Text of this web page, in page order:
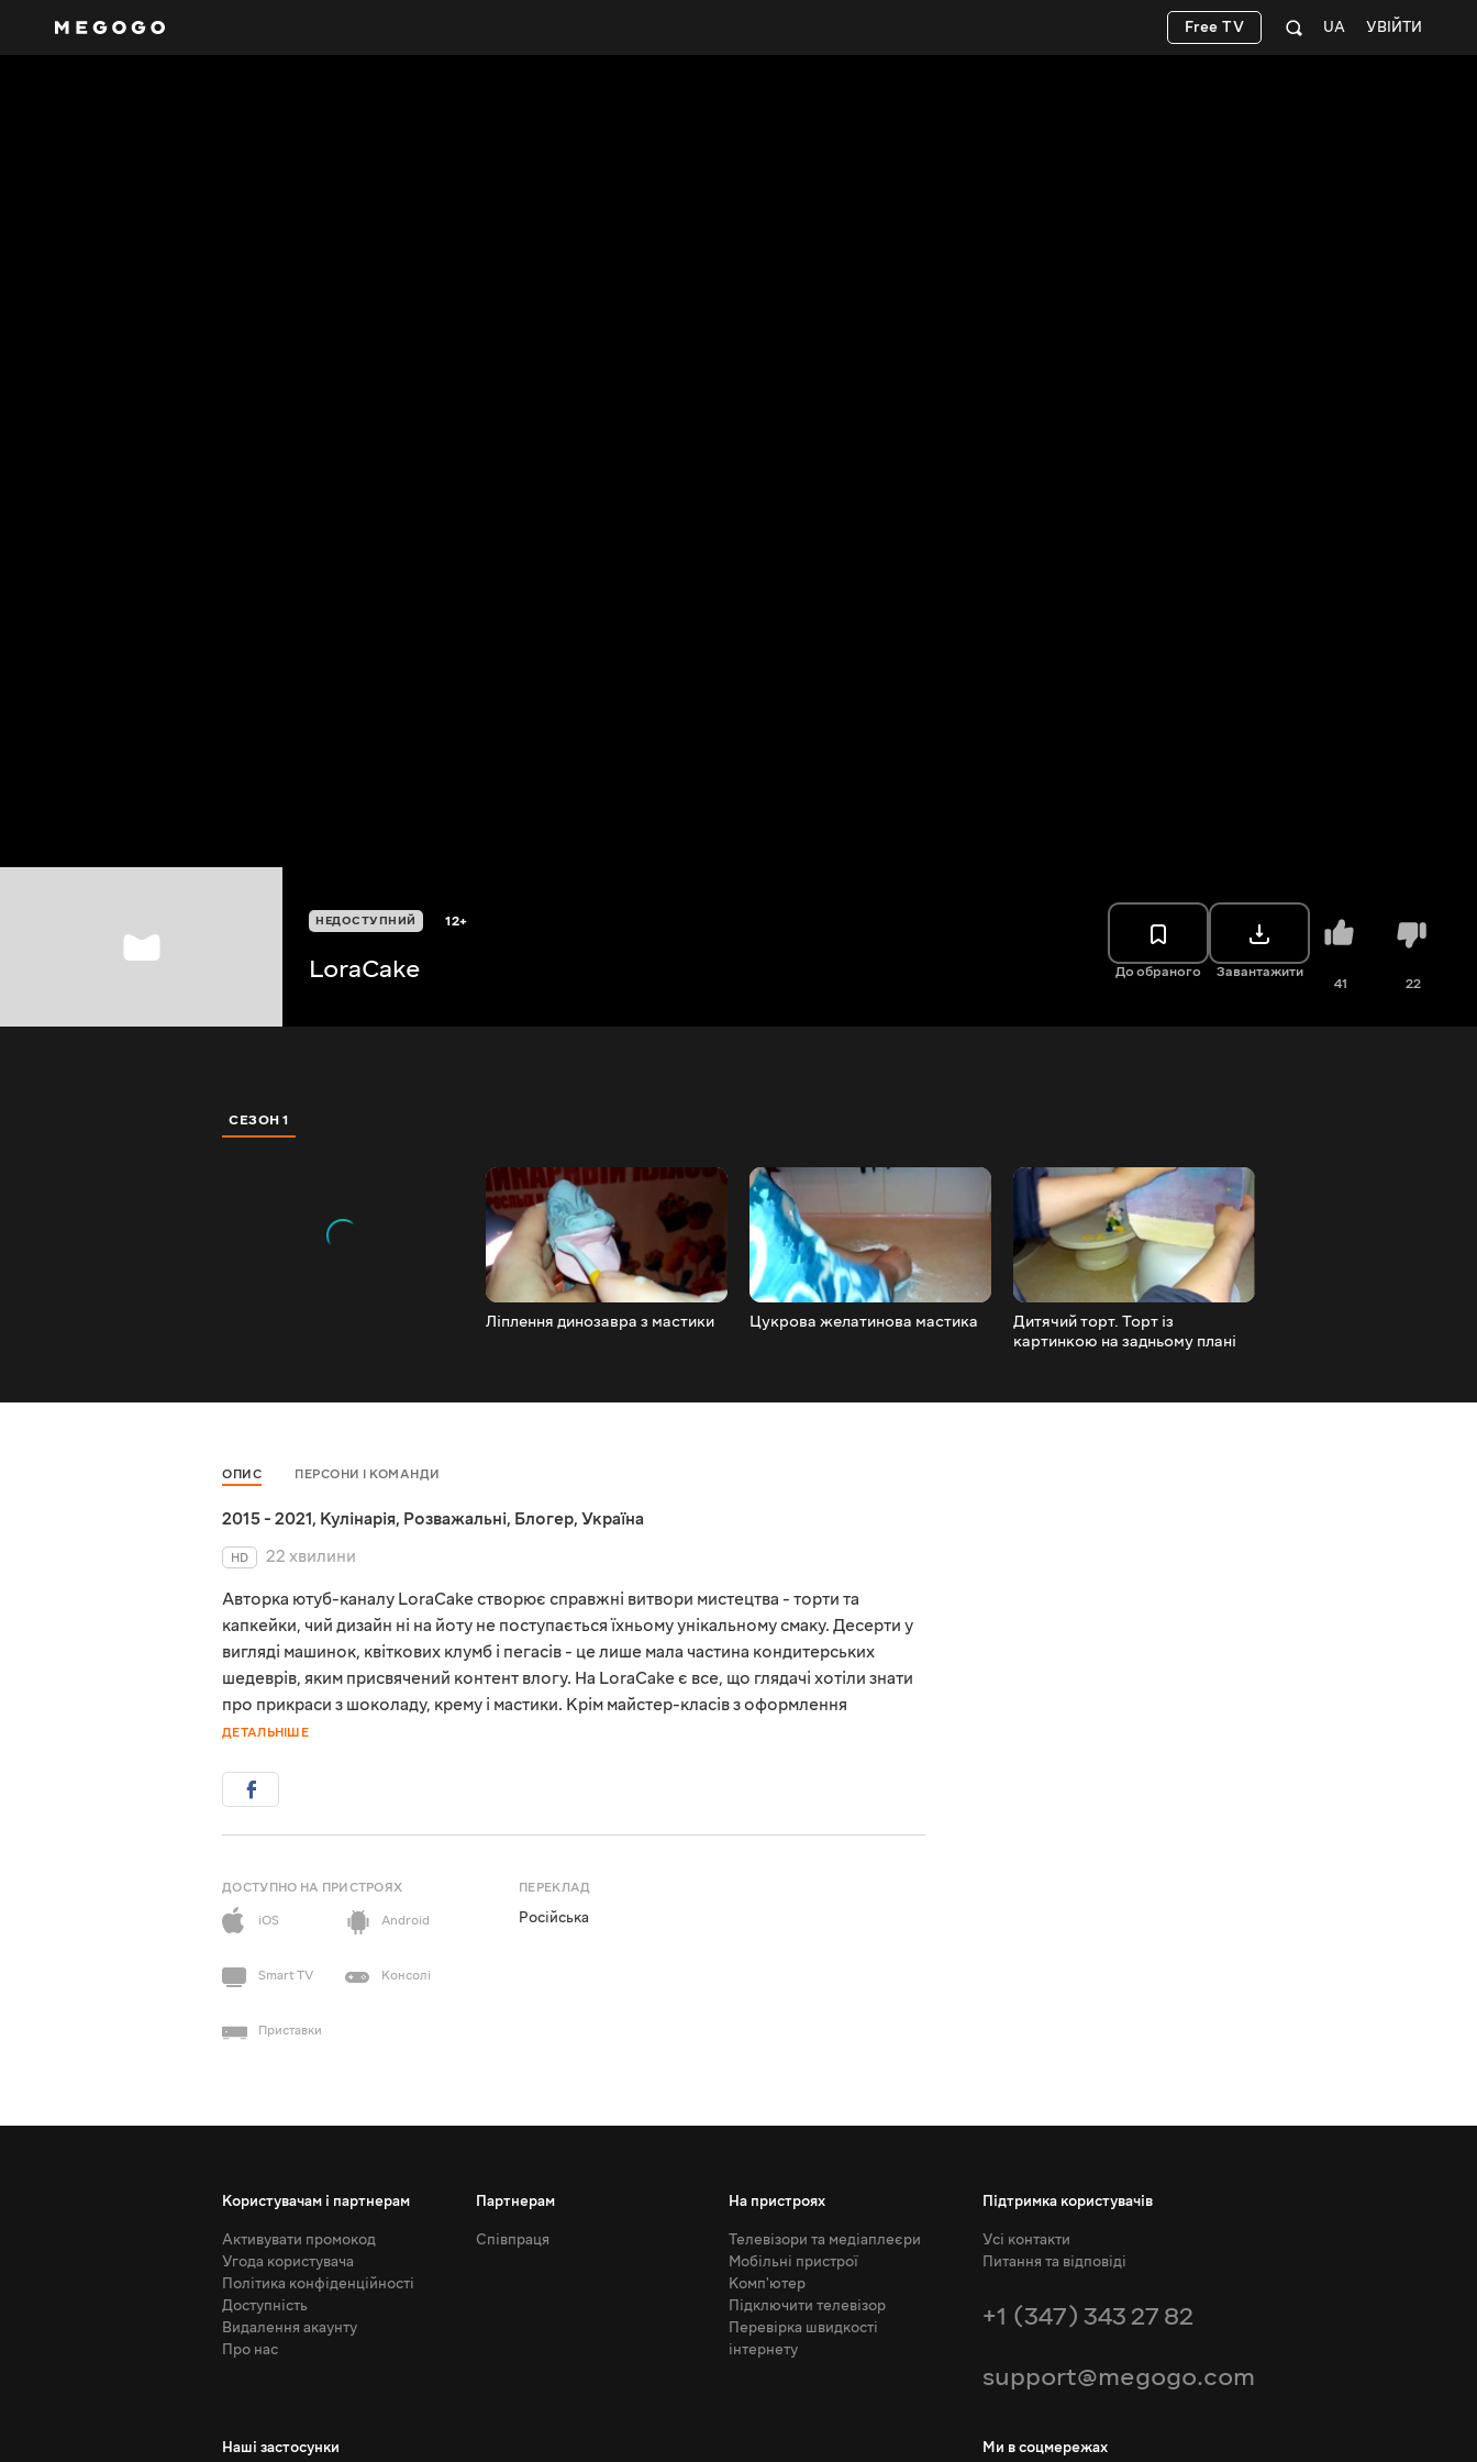
УВІЙТИ
UA
Free TV
НЕДОСТУПНИЙ 12+
LoraCake До обраного Завантажити
41 22
СЕЗОН 1
Ліплення динозавра з мастики Цукрова желатинова мастика
Дитячий торт. Торт із
картинкою на задньому плані
ОПИС ПЕРСОНИ І КОМАНДИ
2015 - 2021, Кулінарія, Розважальні, Блогер, Україна
HD
22 хвилини
Авторка ютуб-каналу LoraCake створює справжні витвори мистецтва - торти та
капкейки, чий дизайн ні на йоту не поступається їхньому унікальному смаку. Десерти у
вигляді машинок, квіткових клумб і пегасів - це лише мала частина кондитерських
шедеврів, яким присвячений контент влогу. На LoraCake є все, що глядачі хотіли знати
про прикраси з шоколаду, крему і мастики. Крім майстер-класів з оформлення
ДЕТАЛЬНІШЕ
ДОСТУПНО НА ПРИСТРОЯХ
iOS
Android
Smart TV Консолі
Приставки
ПЕРЕКЛАД
Російська
Користувачам і партнерам
Активувати промокод
Угода користувача
Політика конфіденційності
Доступність
Видалення акаунту
Про нас
Партнерам
Співпраця
На пристроях
Телевізори та медіаплеєри
Мобільні пристрої
Комп'ютер
Підключити телевізор
Перевірка швидкості
інтернету
Підтримка користувачів
Усі контакти
Питання та відповіді
+1 (347) 343 27 82
support@megogo.com
Наші застосунки Ми в соцмережах